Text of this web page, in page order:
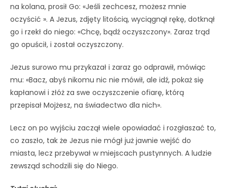
na kolana, prosił Go: «Jeśli zechcesz, możesz mnie
oczyścić ». A Jezus, zdjęty litością, wyciągnął rękę, dotknął
go i rzekł do niego: «Chcę, bądź oczyszczony». Zaraz trąd
go opuścił, i został oczyszczony.
Jezus surowo mu przykazał i zaraz go odprawił, mówiąc
mu: «Bacz, abyś nikomu nic nie mówił, ale idź, pokaż się
kapłanowi i złóż za swe oczyszczenie ofiarę, którą
przepisał Mojżesz, na świadectwo dla nich».
Lecz on po wyjściu zaczął wiele opowiadać i rozgłaszać to,
co zaszło, tak że Jezus nie mógł już jawnie wejść do
miasta, lecz przebywał w miejscach pustynnych. A ludzie
zewsząd schodzili się do Niego.